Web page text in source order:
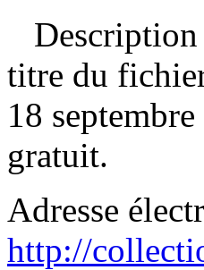
Description
titre du
18
gratuit.
Adresse
http://